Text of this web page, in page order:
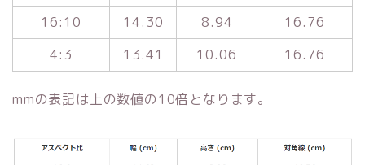
16:10
14.30 8.94
16.76
4:3
13.41 10.06 16.76
mmの表記は上の数値の10倍となります。